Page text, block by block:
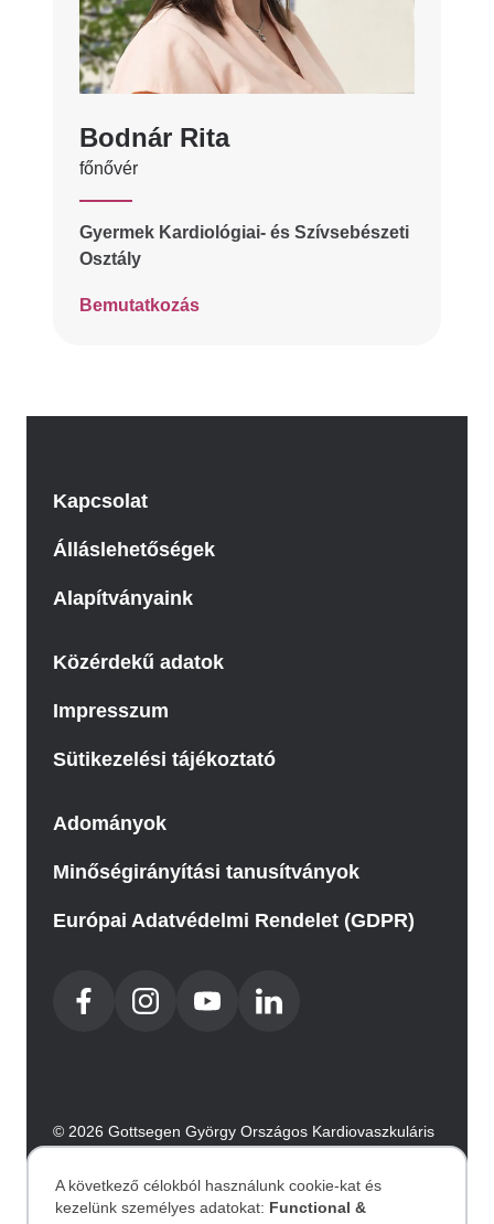
Bodnár Rita
főnővér
Gyermek Kardiológiai- és Szívsebészeti
Osztály
Bemutatkozás
Kapcsolat
Álláslehetőségek
Alapítványaink
Közérdekű adatok
Impresszum
Sütikezelési tájékoztató
Adományok
Minőségirányítási tanusítványok
Európai Adatvédelmi Rendelet (GDPR)
© 2026 Gottsegen György Országos Kardiovaszkuláris
Intézet. Minden jog fenntartva.
A következő célokból használunk cookie-kat és
kezelünk személyes adatokat: Functional &